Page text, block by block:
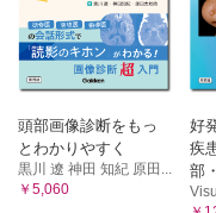
頭部画像診断をもっ
とわかりやすく
黒川 遼 神田 知紀 原田...
￥5,060
好
疾
部